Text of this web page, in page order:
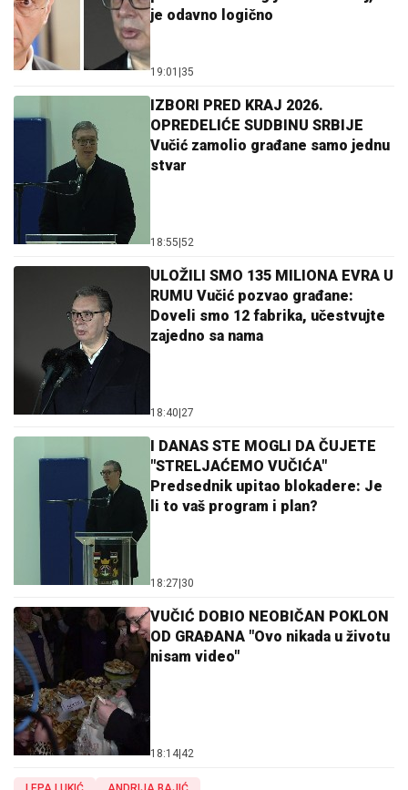
je odavno logično
19:01 |35
IZBORI PRED KRAJ 2026.
OPREDELIĆE SUDBINU SRBIJE
Vučić zamolio građane samo jednu
stvar
18:55|52
ULOŽILI SMO 135 MILIONA EVRA U
RUMU Vučić pozvao građane:
Doveli smo 12 fabrika, učestvujte
zajedno sa nama
18:40|27
I DANAS STE MOGLI DA ČUJETE
"STRELJAĆEMO VUČIĆA"
Predsednik upitao blokadere: Je
li to vaš program i plan?
18:27|30
VUČIĆ DOBIO NEOBIČAN POKLON
OD GRAĐANA "Ovo nikada u životu
nisam video"
18:14|42